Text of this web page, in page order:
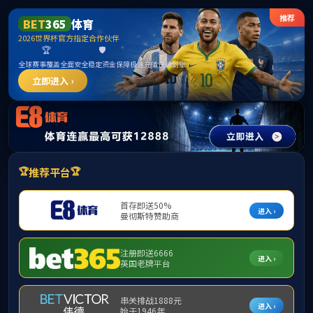
公司首页 机构概况 新闻中心 精品课程